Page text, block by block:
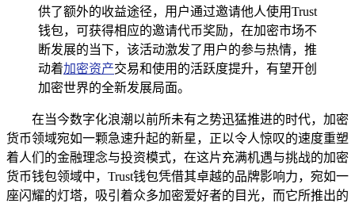
供了额外的收益途径，用户通过邀请他人使用Trust
钱包，可获得相应的邀请代币奖励，在加密市场不
断发展的当下，该活动激发了用户的参与热情，推
动着加密资产交易和使用的活跃度提升，有望开创
加密世界的全新发展局面。
在当今数字化浪潮以前所未有之势迅猛推进的时代，加密
货币领域宛如一颗急速升起的新星，正以令人惊叹的速度重塑
着人们的金融理念与投资模式，在这片充满机遇与挑战的加密
货币钱包领域中，Trust钱包凭借其卓越的品牌影响力，宛如一
座闪耀的灯塔，吸引着众多加密爱好者的目光，而它所推出的